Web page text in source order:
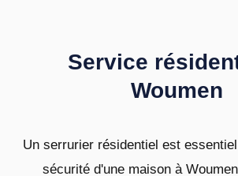
Service
Woumen
Un serrurier résidentiel est
sécurité d'une maison à